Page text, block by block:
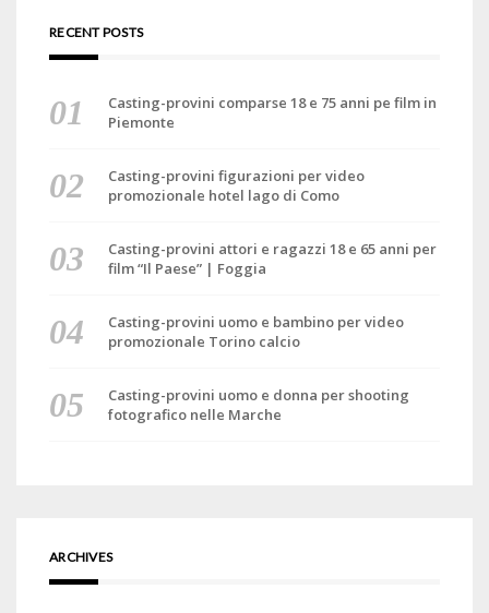
RECENT POSTS
Casting-provini comparse 18 e 75 anni pe film in
Piemonte
Casting-provini figurazioni per video
promozionale hotel lago di Como
Casting-provini attori e ragazzi 18 e 65 anni per
film “Il Paese” | Foggia
Casting-provini uomo e bambino per video
promozionale Torino calcio
Casting-provini uomo e donna per shooting
fotografico nelle Marche
ARCHIVES